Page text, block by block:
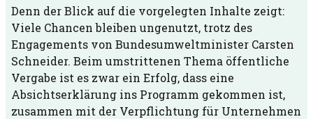
Denn der Blick auf die vorgelegten Inhalte zeigt:
Viele Chancen bleiben ungenutzt, trotz des
Engagements von Bundesumweltminister Carsten
Schneider. Beim umstrittenen Thema öffentliche
Vergabe ist es zwar ein Erfolg, dass eine
Absichtserklärung ins Programm gekommen ist,
zusammen mit der Verpflichtung für Unternehmen